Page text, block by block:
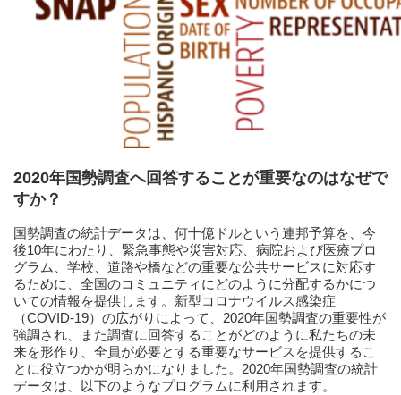
2020年国勢調査へ回答することが重要なのはなぜで
すか？
国勢調査の統計データは、何十億ドルという連邦予算を、今
後10年にわたり、緊急事態や災害対応、病院および医療プロ
グラム、学校、道路や橋などの重要な公共サービスに対応す
るために、全国のコミュニティにどのように分配するかにつ
いての情報を提供します。新型コロナウイルス感染症
（COVID-19）の広がりによって、2020年国勢調査の重要性が
強調され、また調査に回答することがどのように私たちの未
来を形作り、全員が必要とする重要なサービスを提供するこ
とに役立つかが明らかになりました。2020年国勢調査の統計
データは、以下のようなプログラムに利用されます。